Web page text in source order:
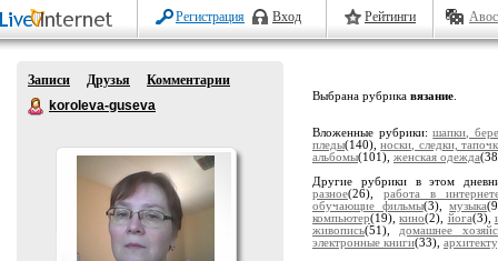
Регистрация Вход Рейтинги
Записи Друзья
Комментарии
koroleva-guseva
Выбрана рубрика вязание
Вложенные рубрики:шапки,
пледы(140),носки, следки,
альбомы(101), женская одежда
Другие рубрики в этом
разное(26),работа в
обучающие фильмы(3),музыка
компьютер(19),кино(2), йога(3),
живопись(51), домашнее
электронные книги(33),